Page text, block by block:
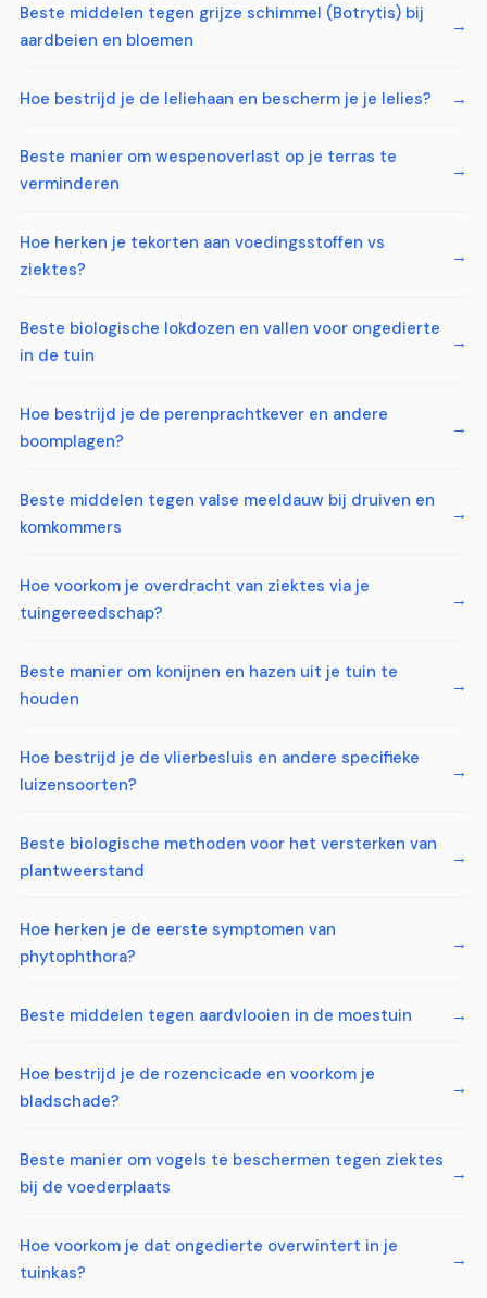
Beste middelen tegen grijze schimmel (Botrytis) bij
aardbeien en bloemen
Hoe bestrijd je de leliehaan en bescherm je je lelies?
Beste manier om wespenoverlast op je terras te
verminderen
Hoe herken je tekorten aan voedingsstoffen vs
ziektes?
Beste biologische lokdozen en vallen voor ongedierte
in de tuin
Hoe bestrijd je de perenprachtkever en andere
boomplagen?
Beste middelen tegen valse meeldauw bij druiven en
komkommers
Hoe voorkom je overdracht van ziektes via je
tuingereedschap?
Beste manier om konijnen en hazen uit je tuin te
houden
Hoe bestrijd je de vlierbesluis en andere specifieke
luizensoorten?
Beste biologische methoden voor het versterken van
plantweerstand
Hoe herken je de eerste symptomen van
phytophthora?
Beste middelen tegen aardvlooien in de moestuin
Hoe bestrijd je de rozencicade en voorkom je
bladschade?
Beste manier om vogels te beschermen tegen ziektes
bij de voederplaats
Hoe voorkom je dat ongedierte overwintert in je
tuinkas?